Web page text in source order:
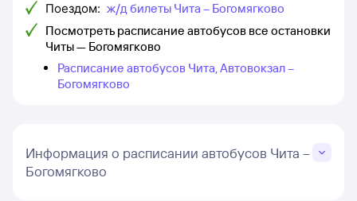
Поездом: ж/д билеты Чита – Богомягково
Посмотреть расписание автобусов все остановки
Читы — Богомягково
Расписание автобусов Чита, Автовокзал –
Богомягково
Информация о расписании автобусов Чита –
Богомягково